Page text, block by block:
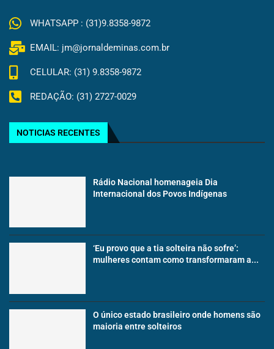
WHATSAPP : (31)9.8358-9872
EMAIL: jm@jornaldeminas.com.br
CELULAR: (31) 9.8358-9872
REDAÇÃO: (31) 2727-0029
NOTICIAS RECENTES
Rádio Nacional homenageia Dia
Internacional dos Povos Indígenas
‘Eu provo que a tia solteira não sofre’:
mulheres contam como transformaram a...
O único estado brasileiro onde homens são
maioria entre solteiros